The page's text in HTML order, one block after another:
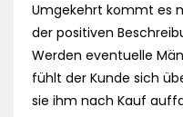
Umgekehrt kommt es
der positiven
Werden eventuelle
fühlt der Kunde sich
sie ihm nach Kauf